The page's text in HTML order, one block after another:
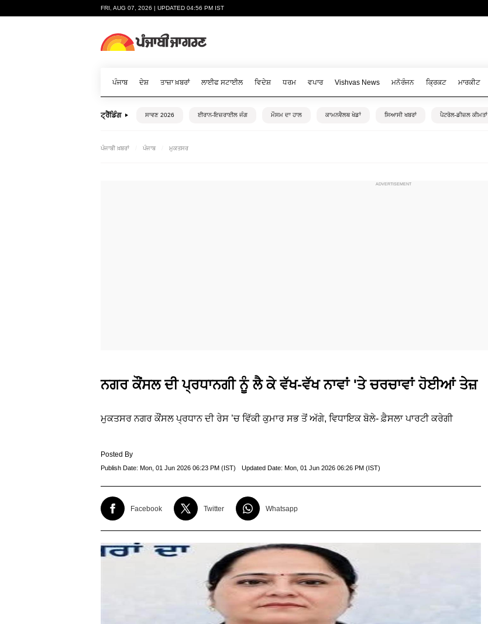
FRI, AUG 07, 2026 | UPDATED 04:56 PM IST
ਪੰਜਾਬ ਦੇਸ਼ ਤਾਜ਼ਾ ਖ਼ਬਰਾਂ ਲਾਈਫ ਸਟਾਈਲ ਵਿਦੇਸ਼ ਧਰਮ ਵਪਾਰ Vishvas News ਮਨੋਰੰਜਨ ਕ੍ਰਿਕਟ ਮਾਰਕੀਟ
ਟ੍ਰੈਂਡਿੰਗ ਸਾਵਣ 2026 ਈਰਾਨ-ਇਜ਼ਰਾਈਲ ਜੰਗ ਮੌਸਮ ਦਾ ਹਾਲ ਕਾਮਨਵੈਲਥ ਖੇਡਾਂ ਸਿਆਸੀ ਖਬਰਾਂ ਪੈਟਰੋਲ-ਡੀਜ਼ਲ ਕੀਮਤਾਂ
ਪੰਜਾਬੀ ਖ਼ਬਰਾਂ ਪੰਜਾਬ ਮੁਕਤਸਰ
ਨਗਰ ਕੌਂਸਲ ਦੀ ਪ੍ਰਧਾਨਗੀ ਨੂੰ ਲੈ ਕੇ ਵੱਖ-ਵੱਖ ਨਾਵਾਂ 'ਤੇ ਚਰਚਾਵਾਂ ਹੋਈਆਂ ਤੇਜ਼
ਮੁਕਤਸਰ ਨਗਰ ਕੌਂਸਲ ਪ੍ਰਧਾਨ ਦੀ ਰੇਸ ’ਚ ਵਿੱਕੀ ਕੁਮਾਰ ਸਭ ਤੋਂ ਅੱਗੇ, ਵਿਧਾਇਕ ਬੋਲੇ- ਫ਼ੈਸਲਾ ਪਾਰਟੀ ਕਰੇਗੀ
Posted By
Publish Date: Mon, 01 Jun 2026 06:23 PM (IST) Updated Date: Mon, 01 Jun 2026 06:26 PM (IST)
Facebook Twitter Whatsapp